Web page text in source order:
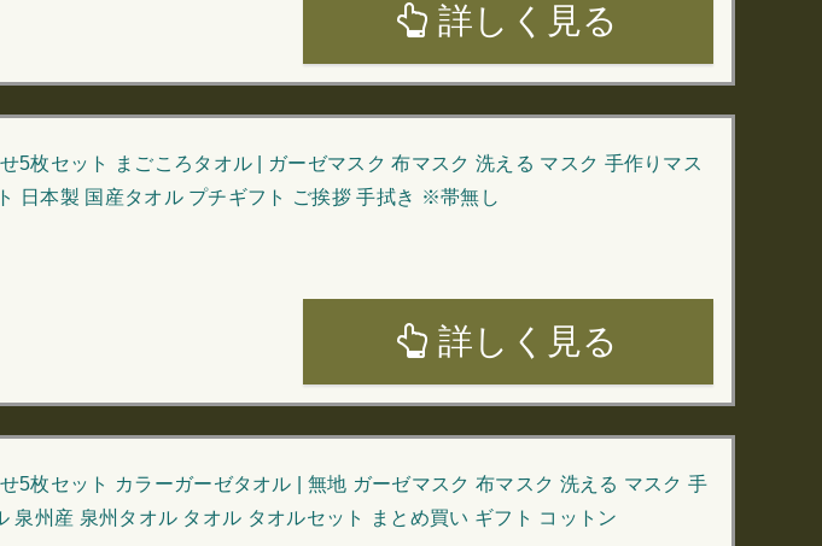
詳しく見る
5枚セット まごころタオル | ガーゼマスク 布マスク 洗える マスク 手作りマス
日本製 国産タオル プチギフト ご挨拶 手拭き ※帯無し
詳しく見る
5枚セット カラーガーゼタオル | 無地 ガーゼマスク 布マスク 洗える マスク 手
州産 泉州タオル タオル タオルセット まとめ買い ギフト コットン